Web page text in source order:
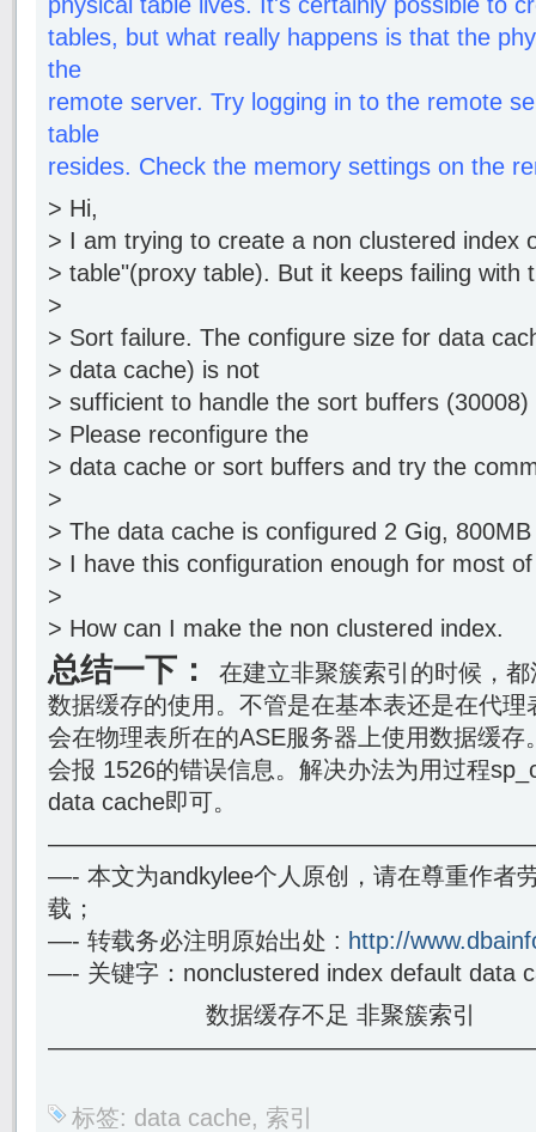
tables, but what really happens is that the
the
remote server. Try logging in to the remote
table
resides. Check the memory settings on the
> Hi,
> I am trying to create a non clustered index
> table"(proxy table). But it keeps failing with
>
> Sort failure. The configure size for data
> data cache) is not
> sufficient to handle the sort buffers (30008)
> Please reconfigure the
> data cache or sort buffers and try the
>
> The data cache is configured 2 Gig,
> I have this configuration enough for most
>
> How can I make the non clustered index.
总结一下：
在建立非聚簇索引的时候，
数据缓存的使用。不管是在基本表还是在代
会在物理表所在的ASE服务器上使用数据缓
会报 1526的错误信息。解决办法为用过程
data cache即可。
—- 本文为andkylee个人原创，请在尊重作者
载；
—- 转载务必注明原始出处 : http://
—- 关键字：nonclustered index default data
数据缓存不足 非聚簇索引
标签: data cache, 索引